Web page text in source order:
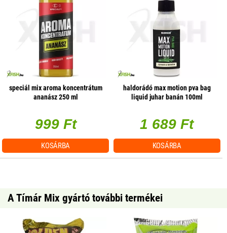
speciál mix aroma koncentrátum
ananász 250 ml
999 Ft
KOSÁRBA
haldorádó max motion pva bag
liquid juhar banán 100ml
1 689 Ft
KOSÁRBA
A Tímár Mix gyártó további termékei